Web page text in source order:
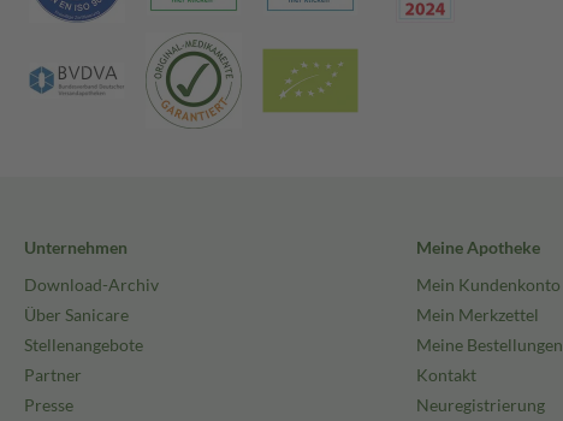
Unternehmen
Download-Archiv
Über Sanicare
Stellenangebote
Partner
Presse
Meine Apotheke
Mein Kundenkonto
Mein Merkzettel
Meine Bestellungen
Kontakt
Neuregistrierung